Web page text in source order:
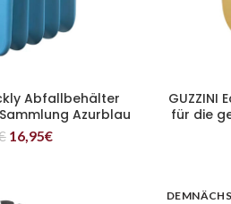
Abfallbehälter
Azurblau
16,95€
GUZZINI
für die